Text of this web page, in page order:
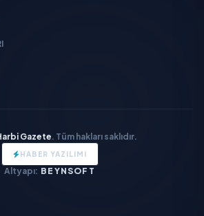
Gazete. Tüm hakları saklıdır.
HABER YAZILIMI
Altyapı: BEYNSOFT